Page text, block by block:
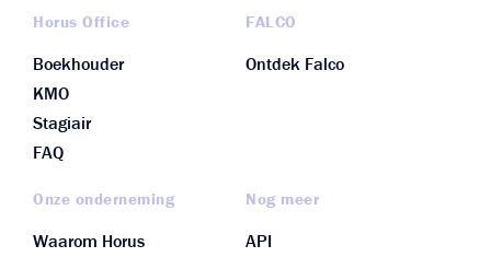
Horus Office
Boekhouder
KMO
Stagiair
FAQ
FALCO
Ontdek Falco
Onze onderneming
Waarom Horus
Nog meer
API